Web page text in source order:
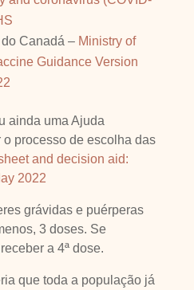
Canadá – Ministry of
Guidance Version
ainda uma Ajuda
processo de escolha das
and decision aid:
2022
grávidas e puérperas
3 doses. Se
a 4ª dose.
que toda a população já